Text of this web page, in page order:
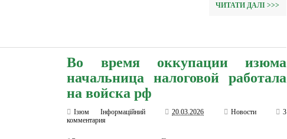
ЧИТАТИ ДАЛІ >>>
Во время оккупации изюма
начальница налоговой работала
на войска рф
Ізюм Інформаційний 20.03.2026 Новости
3
комментария